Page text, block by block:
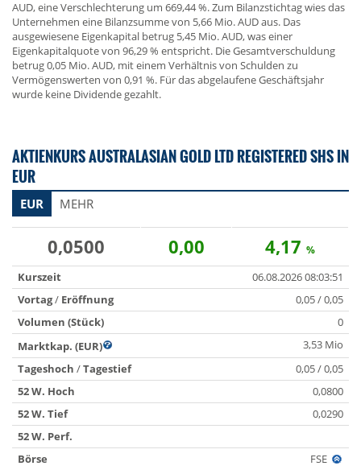
AUD, eine Verschlechterung um 669,44 %. Zum Bilanzstichtag wies das
Unternehmen eine Bilanzsumme von 5,66 Mio. AUD aus. Das
ausgewiesene Eigenkapital betrug 5,45 Mio. AUD, was einer
Eigenkapitalquote von 96,29 % entspricht. Die Gesamtverschuldung
betrug 0,05 Mio. AUD, mit einem Verhältnis von Schulden zu
Vermögenswerten von 0,91 %. Für das abgelaufene Geschäftsjahr
wurde keine Dividende gezahlt.
AKTIENKURS AUSTRALASIAN GOLD LTD REGISTERED SHS IN
EUR
EUR MEHR
0,0500 0,00 4,17 %
Kurszeit
06.08.2026 08:03:51
Vortag/ Eröffnung
0,05 / 0,05
Volumen (Stück)
0
Marktkap. (EUR)
3,53 Mio
Tageshoch /Tagestief
0,05 / 0,05
52 W. Hoch
0,0800
52 W. Tief
0,0290
52 W. Perf.
Börse
FSE